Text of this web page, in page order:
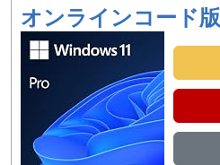
オンラインコード版